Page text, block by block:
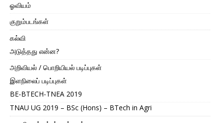
ஓவியம்
குறும்படங்கள்
கல்வி
அடுத்தது என்ன?
அறிவியல் / பொறியியல் படிப்புகள்
இளநிலைப் படிப்புகள்
BE-BTECH-TNEA 2019
TNAU UG 2019 – BSc (Hons) – BTech in Agri